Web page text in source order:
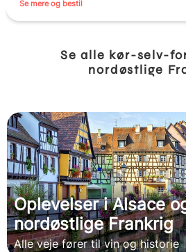
Se mere og bestil
Se alle kør-selv-
nordøstlige
Oplevelser i Alsace
nordøstlige Frankrig
Alle veje fører til vin og historie